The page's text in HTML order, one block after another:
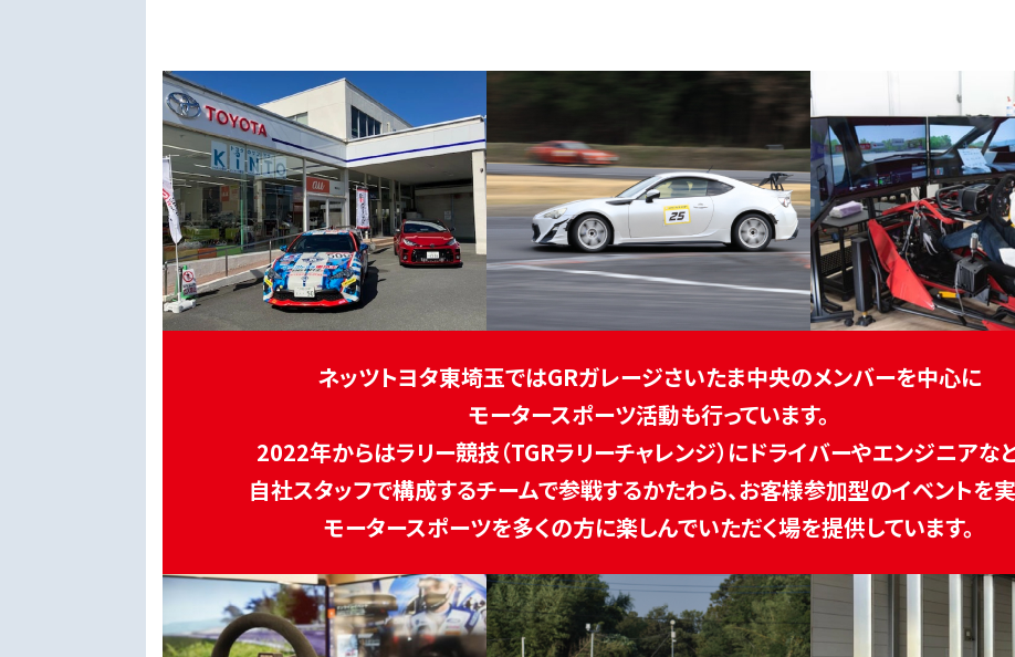
ネッツトヨタ東埼玉ではGRガレージさいたま中央のメンバーを中心に
モータースポーツ活動も行っています。
2022年からはラリー競技（TGRラリーチャレンジ）にドライバーやエンジニアな
自社スタッフで構成するチームで参戦するかたわら、お客様参加型のイベントを実
モータースポーツを多くの方に楽しんでいただく場を提供しています。